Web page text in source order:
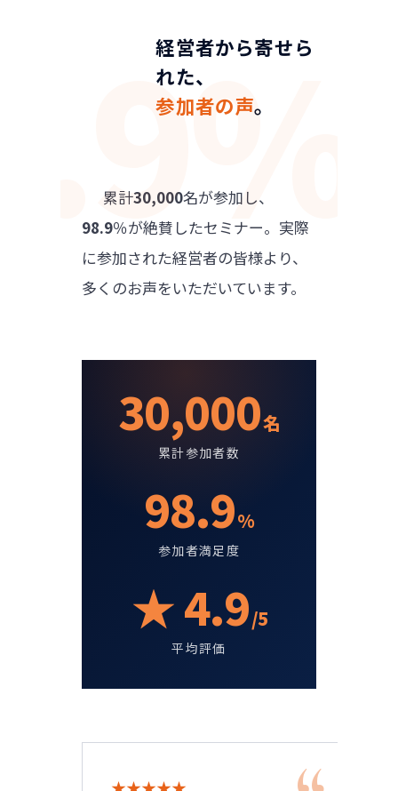
経営者から寄せら
れた、
参加者の声。
      累計
30,000名が参加し、
98.9％が絶賛したセミナー。実際
に参加された経営者の皆様より、
多くのお声をいただいています。
30,000名
累計参加者数
98.9%
参加者満足度
★4.9/5
平均評価